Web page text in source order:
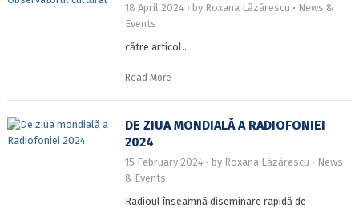
18 April 2024 by Roxana Lăzărescu
News &
Events
către articol…
Read More
DE ZIUA MONDIALĂ A RADIOFONIEI
2024
15 February 2024 by Roxana Lăzărescu
News
& Events
Radioul înseamnă diseminare rapidă de